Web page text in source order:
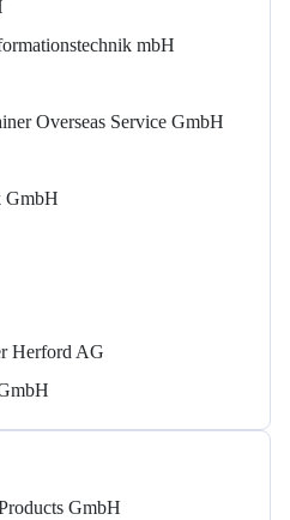
mbH
Overseas Service GmbH
GmbH
Herford AG
GmbH